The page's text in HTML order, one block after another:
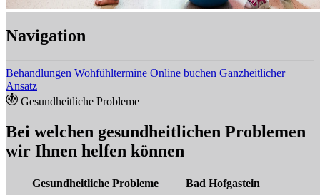
Navigation
Behandlungen Wohfühltermine Online buchen Ganzheitlicher
Ansatz
Gesundheitliche Probleme
Bei welchen gesundheitlichen Problemen
wir Ihnen helfen können
Gesundheitliche Probleme Bad Hofgastein